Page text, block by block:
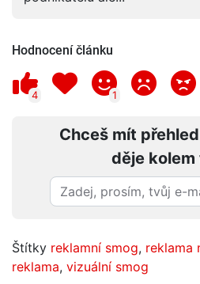
Hodnocení článku
4 1
Chceš mít
děje kolem
Štítky reklamní smog, reklama
reklama, vizuální smog